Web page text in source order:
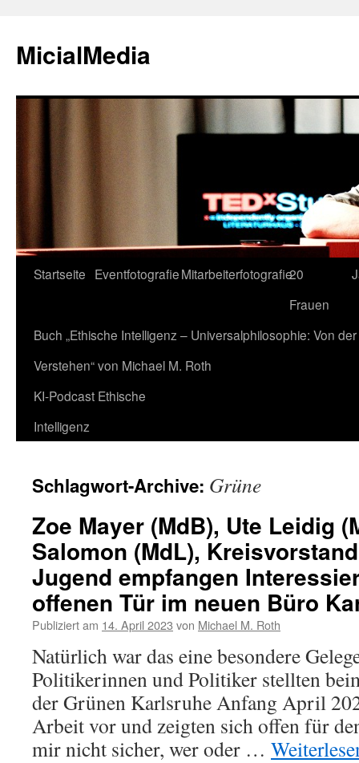
MicialMedia
Zum
springen
Startseite EventfotografieMitarbeiterfotografie20
Frauen
Buch „Ethische Intelligenz – Universalphilosophie: Von
Verstehen“ von Michael M. Roth
KI-Podcast Ethische
Intelligenz
Schlagwort-Archive: Grüne
Zoe Mayer (MdB), Ute Leidig
Salomon (MdL),
Jugend empfangen
offenen Tür im neuen Büro
Publiziert am 14. April 2023 von Michael M. Roth
Natürlich war das eine besondere
Politikerinnen und Politiker stellten
der Grünen Karlsruhe Anfang April
Arbeit vor und zeigten sich offen für
mir nicht sicher, wer oder …